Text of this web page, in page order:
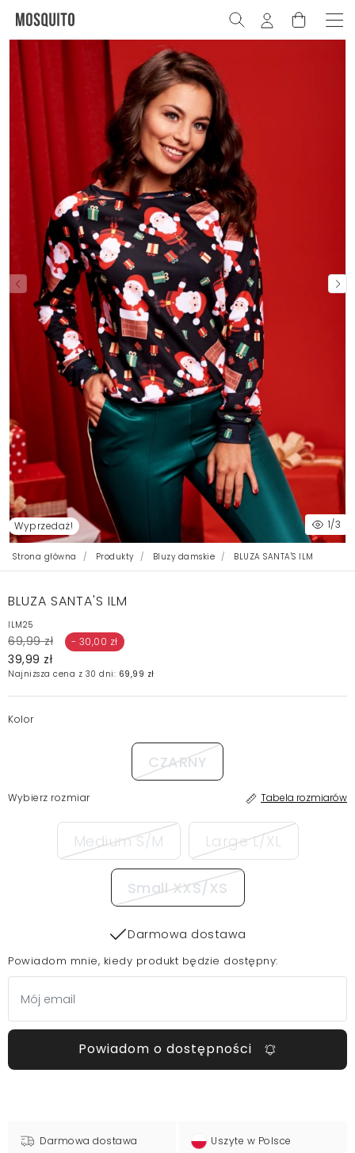
Wyprzedaż! 1/3
Strona główna Produkty Bluzy damskie BLUZA SANTA'S ILM
BLUZA SANTA'S ILM
ILM25
69,99 zł - 30,00 zł
39,99 zł
Najniższa cena z 30 dni: 69,99 zł
Kolor
CZARNY
Wybierz rozmiar Tabela rozmiarów
Medium S/M Large L/XL
Small XXS/XS
Darmowa dostawa
Powiadom mnie, kiedy produkt będzie dostępny:
Powiadom o dostępności
Darmowa dostawa Uszyte w Polsce